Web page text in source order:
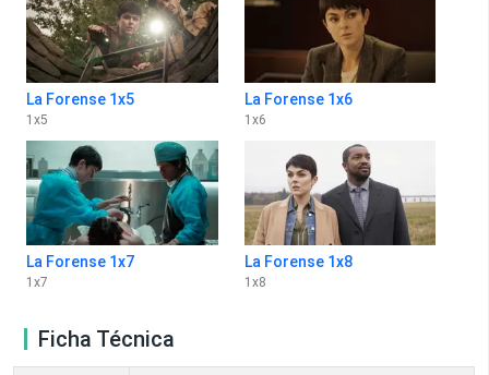
La Forense 1x5
1 x5
La Forense 1x6
1 x6
La Forense 1x7
1 x7
La Forense 1x8
1 x8
Ficha Técnica